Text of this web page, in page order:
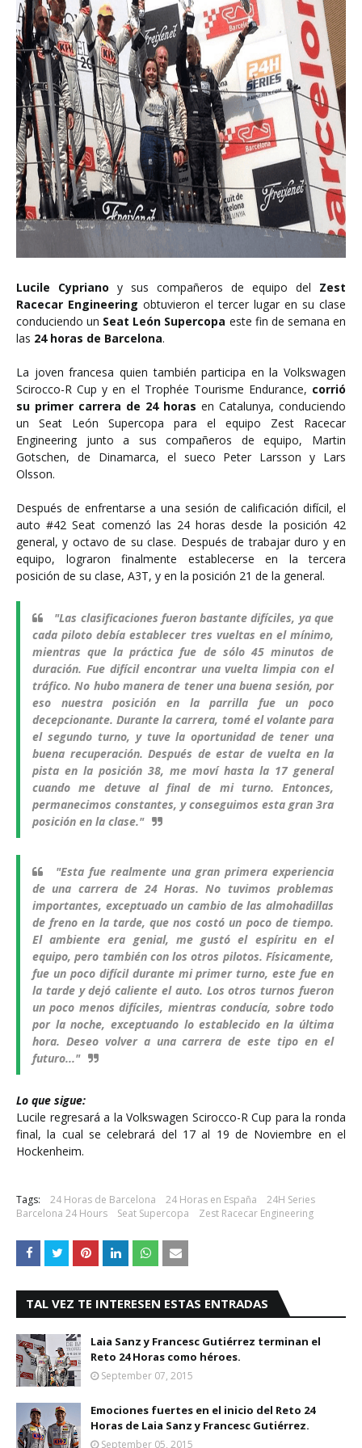
Lucile Cypriano y sus compañeros de equipo del Zest
Racecar Engineering obtuvieron el tercer lugar en su clase
conduciendo un Seat León Supercopa este fin de semana en
las 24 horas de Barcelona.
La joven francesa quien también participa en la Volkswagen
Scirocco-R Cup y en el Trophée Tourisme Endurance, corrió
su primer carrera de 24 horas en Catalunya, conduciendo
un Seat León Supercopa para el equipo Zest Racecar
Engineering junto a sus compañeros de equipo, Martin
Gotschen, de Dinamarca, el sueco Peter Larsson y Lars
Olsson.
Después de enfrentarse a una sesión de calificación difícil, el
auto #42 Seat comenzó las 24 horas desde la posición 42
general, y octavo de su clase. Después de trabajar duro y en
equipo, lograron finalmente establecerse en la tercera
posición de su clase, A3T, y en la posición 21 de la general.
"Las clasificaciones fueron bastante difíciles, ya que
cada piloto debía establecer tres vueltas en el mínimo,
mientras que la práctica fue de sólo 45 minutos de
duración. Fue difícil encontrar una vuelta limpia con el
tráfico. No hubo manera de tener una buena sesión, por
eso nuestra posición en la parrilla fue un poco
decepcionante. Durante la carrera, tomé el volante para
el segundo turno, y tuve la oportunidad de tener una
buena recuperación. Después de estar de vuelta en la
pista en la posición 38, me moví hasta la 17 general
cuando me detuve al final de mi turno. Entonces,
permanecimos constantes, y conseguimos esta gran 3ra
posición en la clase."
"Esta fue realmente una gran primera experiencia
de una carrera de 24 Horas. No tuvimos problemas
importantes, exceptuado un cambio de las almohadillas
de freno en la tarde, que nos costó un poco de tiempo.
El ambiente era genial, me gustó el espíritu en el
equipo, pero también con los otros pilotos. Físicamente,
fue un poco difícil durante mi primer turno, este fue en
la tarde y dejó caliente el auto. Los otros turnos fueron
un poco menos difíciles, mientras conducía, sobre todo
por la noche, exceptuando lo establecido en la última
hora. Deseo volver a una carrera de este tipo en el
futuro..."
Lo que sigue:
Lucile regresará a la Volkswagen Scirocco-R Cup para la ronda
final, la cual se celebrará del 17 al 19 de Noviembre en el
Hockenheim.
Tags: 24 Horas de Barcelona 24 Horas en España
24H Series
Barcelona 24 Hours
Seat Supercopa Zest Racecar Engineering
TAL VEZ TE INTERESEN ESTAS ENTRADAS
Laia Sanz y Francesc Gutiérrez terminan el
Reto 24 Horas como héroes.
September 07, 2015
Emociones fuertes en el inicio del Reto 24
Horas de Laia Sanz y Francesc Gutiérrez.
September 05, 2015